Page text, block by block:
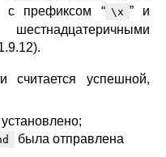
с префиксом “ \x ” и
считается успешной,
была отправлена